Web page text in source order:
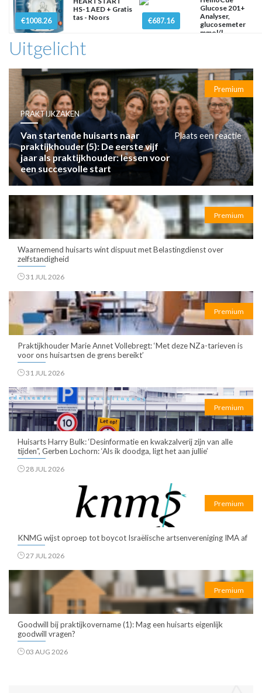
€1008.26
HS-1 AED + Gratis
tas - Noors
€687.16
Glucose 201+
Analyser,
glucosemeter
mmol/l
Uitgelicht
Premium
PRAKTIJKZAKEN
Van startende huisarts naar
praktijkhouder (5): De eerste vijf
jaar als praktijkhouder: lessen voor
een succesvolle start
Plaats een reactie
Premium
Waarnemend huisarts wint dispuut met Belastingdienst over
zelfstandigheid
31 JUL 2026
Premium
Praktijkhouder Marie Annet Vollebregt: ‘Met deze NZa-tarieven is
voor ons huisartsen de grens bereikt’
31 JUL 2026
Premium
Huisarts Harry Bulk: ‘Desinformatie en kwakzalverij zijn van alle
tijden”, Gerben Lochorn: ‘Als ik doodga, ligt het aan jullie’
28 JUL 2026
Premium
KNMG wijst oproep tot boycot Israëlische artsenvereniging IMA af
27 JUL 2026
Premium
Goodwill bij praktijkovername (1): Mag een huisarts eigenlijk
goodwill vragen?
03 AUG 2026